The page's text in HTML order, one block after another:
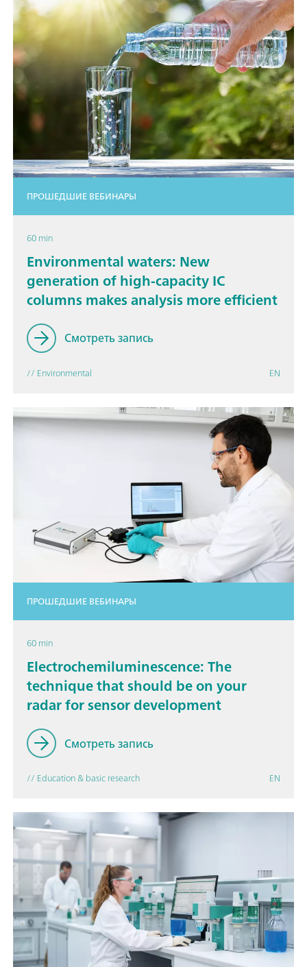
ПРОШЕДШИЕ ВЕБИНАРЫ
60 min
Environmental waters: New
generation of high-capacity IC
columns makes analysis more efficient
Смотреть запись
// Environmental EN
ПРОШЕДШИЕ ВЕБИНАРЫ
60 min
Electrochemiluminescence: The
technique that should be on your
radar for sensor development
Смотреть запись
// Education & basic research EN